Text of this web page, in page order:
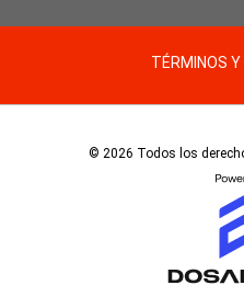
TÉRMINOS Y
© 2026 Todos los